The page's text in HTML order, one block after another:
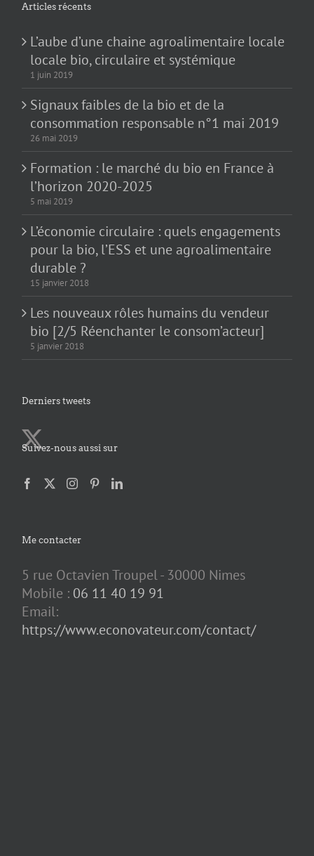
Articles récents
L’aube d’une chaine agroalimentaire locale
locale bio, circulaire et systémique
1 juin 2019
Signaux faibles de la bio et de la
consommation responsable n°1 mai 2019
26 mai 2019
Formation : le marché du bio en France à
l’horizon 2020-2025
5 mai 2019
L’économie circulaire : quels engagements
pour la bio, l’ESS et une agroalimentaire
durable ?
15 janvier 2018
Les nouveaux rôles humains du vendeur
bio [2/5 Réenchanter le consom’acteur]
5 janvier 2018
Derniers tweets
Suivez-nous aussi sur
Me contacter
5 rue Octavien Troupel - 30000 Nimes
Mobile : 06 11 40 19 91
Email:
https://www.econovateur.com/contact/